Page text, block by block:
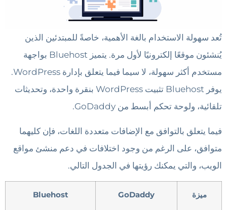
تُعد سهولة الاستخدام بالغة الأهمية، خاصةً للمبتدئين الذين
يُنشئون موقعًا إلكترونيًا لأول مرة. يتميز Bluehost بواجهة
مستخدم أكثر سهولة، لا سيما فيما يتعلق بإدارة WordPress.
يوفر Bluehost تثبيت WordPress بنقرة واحدة، وتحديثات
تلقائية، ولوحة تحكم أبسط من GoDaddy.
فيما يتعلق بالتوافق مع الإضافات متعددة اللغات، فإن كليهما
متوافق، على الرغم من وجود اختلافات في دعم منشئ مواقع
الويب، والتي يمكنك رؤيتها في الجدول التالي.
ميزة GoDaddy
Bluehost